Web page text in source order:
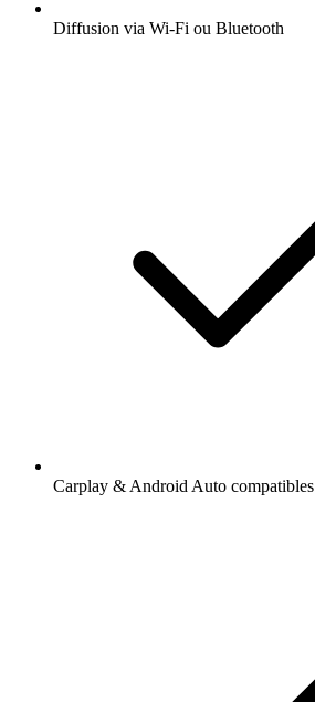
Diffusion via Wi-Fi ou Bluetooth
Carplay & Android Auto compatibles